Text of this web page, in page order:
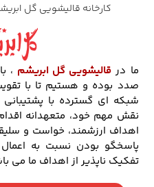
کارخانه قالیشویی گل
ما در قالیشویی گل ابریشم ،
صدد بوده و هستیم تا با
شبکه ای گسترده با
نقش مهم خود، متعهدانه
اهداف ارزشمند، خواست و
پاسخگو بودن نسبت به
تفکیک ناپذیر از اهداف ما می